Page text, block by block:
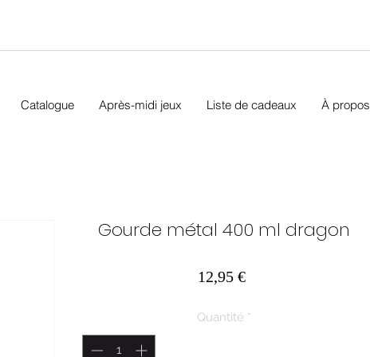
Catalogue Après-midi jeux Liste de cadeaux À propos
Gourde métal 400 ml dragon
12,95 €Prix
Quantité *